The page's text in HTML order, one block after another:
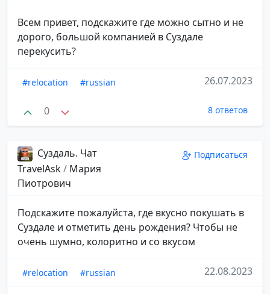
Всем привет, подскажите где можно сытно и не
дорого, большой компанией в Суздале
перекусить?
#relocation #russian 26.07.2023
0 8 ответов
Суздаль. Чат
TravelAsk/ Мария
Пиотрович
Подписаться
Подскажите пожалуйста, где вкусно покушать в
Суздале и отметить день рождения? Чтобы не
очень шумно, колоритно и со вкусом
#relocation #russian 22.08.2023